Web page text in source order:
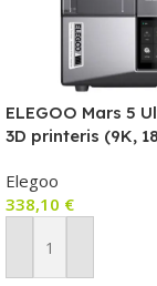
ELEGOO Mars 5
3D printeris (9K,
Elegoo
338,10 €
Pievienot Grozam